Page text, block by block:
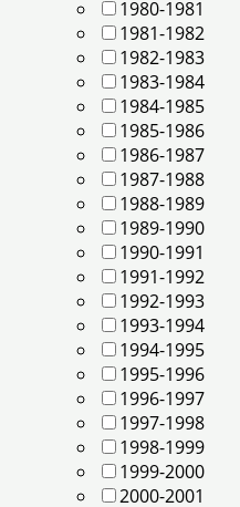
1980-1981
1981-1982
1982-1983
1983-1984
1984-1985
1985-1986
1986-1987
1987-1988
1988-1989
1989-1990
1990-1991
1991-1992
1992-1993
1993-1994
1994-1995
1995-1996
1996-1997
1997-1998
1998-1999
1999-2000
2000-2001